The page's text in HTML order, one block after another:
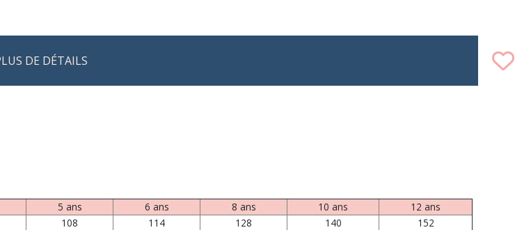
DE DÉTAILS
5 ans 6 ans 8 ans 10 ans 12 ans
108 114 128 140 152